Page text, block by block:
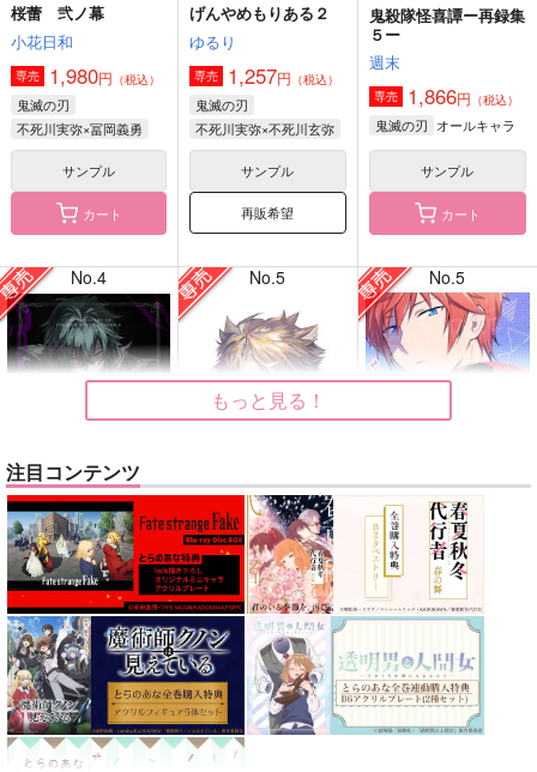
【ゲゲゲの鬼太郎】
桜蕾 弐ノ幕
小花日和
専売 1,980円 （税込）
鬼滅の刃
不死川実弥×冨岡義勇
サンプル
カート
げんやめもりある２
ゆるり
専売 1,257円 （税込）
鬼滅の刃
不死川実弥×不死川玄弥
サンプル
再販希望
鬼殺隊怪喜譚ー再録集
５ー
週末
専売 1,866円 （税込）
鬼滅の刃 オールキャラ
サンプル
カート
No.4
VANGUARD
バッキンガム
専売 1,257円（税込）
原神 ローエン
サンプル
カート
No.5
LOG.
ごはんうま
専売 629円（税込）
原神
ヌヴィレット×リオセスリ
サンプル
No.5
√A'の彼ら
ユメイチヤ
専売 1,100円（税込）
ラインハルト×スバル
サンプル
もっと見る！
注目コンテンツ